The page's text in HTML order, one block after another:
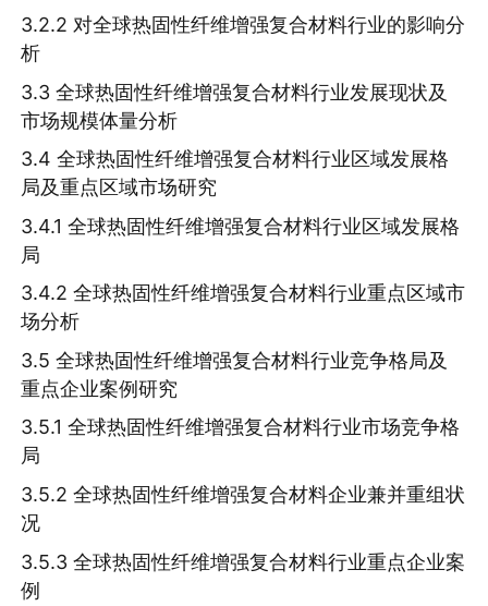
3.2.2 对全球热固性纤维增强复合材料行业的影响分
析
3.3 全球热固性纤维增强复合材料行业发展现状及
市场规模体量分析
3.4 全球热固性纤维增强复合材料行业区域发展格
局及重点区域市场研究
3.4.1 全球热固性纤维增强复合材料行业区域发展格
局
3.4.2 全球热固性纤维增强复合材料行业重点区域市
场分析
3.5 全球热固性纤维增强复合材料行业竞争格局及
重点企业案例研究
3.5.1 全球热固性纤维增强复合材料行业市场竞争格
局
3.5.2 全球热固性纤维增强复合材料企业兼并重组状
况
3.5.3 全球热固性纤维增强复合材料行业重点企业案
例